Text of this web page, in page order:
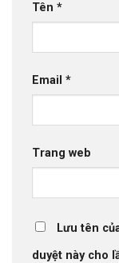
Tên *
Email *
Trang web
Lưu tên
duyệt này cho